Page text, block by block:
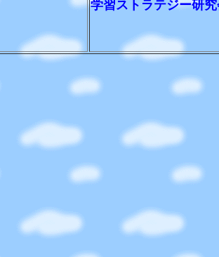
学習ストラテジー研